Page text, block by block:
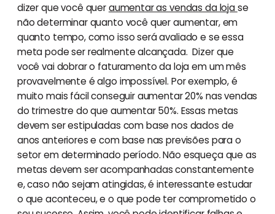
dizer que você queraumentar as vendas da lojase
não determinar quanto você quer aumentar, em
quanto tempo, como isso será avaliado e se essa
meta pode ser realmente alcançada. Dizer que
você vai dobrar o faturamento da loja em um mês
provavelmente é algo impossível. Por exemplo, é
muito mais fácil conseguir aumentar 20% nas vendas
do trimestre do que aumentar 50%. Essas metas
devem ser estipuladas com base nos dados de
anos anteriores e com base nas previsões para o
setor em determinado período. Não esqueça que as
metas devem ser acompanhadas constantemente
e, caso não sejam atingidas, é interessante estudar
o que aconteceu, e o que pode ter comprometido o